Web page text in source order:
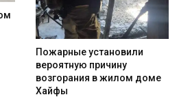
Пожарные установили
вероятную причину
возгорания в жилом доме
Хайфы